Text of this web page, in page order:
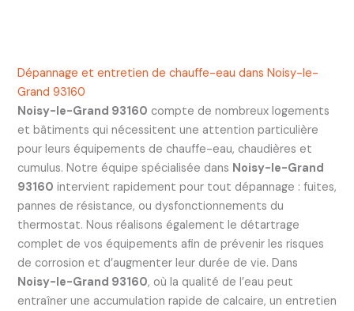
Dépannage et entretien de chauffe-eau dans Noisy-le-
Grand 93160
Noisy-le-Grand 93160 compte de nombreux logements
et bâtiments qui nécessitent une attention particulière
pour leurs équipements de chauffe-eau, chaudières et
cumulus. Notre équipe spécialisée dans Noisy-le-Grand
93160 intervient rapidement pour tout dépannage : fuites,
pannes de résistance, ou dysfonctionnements du
thermostat. Nous réalisons également le détartrage
complet de vos équipements afin de prévenir les risques
de corrosion et d’augmenter leur durée de vie. Dans
Noisy-le-Grand 93160, où la qualité de l’eau peut
entraîner une accumulation rapide de calcaire, un entretien